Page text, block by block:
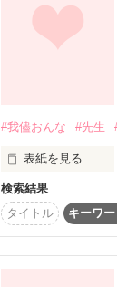
苦手な方はお
誤字脱字などは
#我儘おんな #先生
表紙を見る
今まで平凡だった
検索結果
タイトル
キーワー